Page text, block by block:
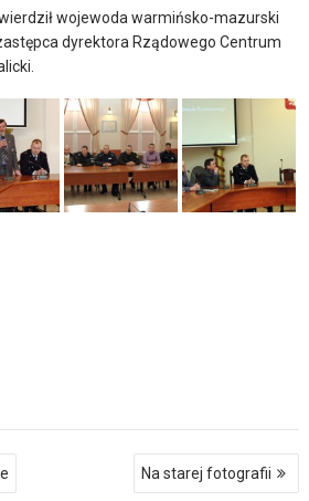
wojewoda warmińsko-mazurski
dyrektora Rządowego Centrum
Na starej fotografii